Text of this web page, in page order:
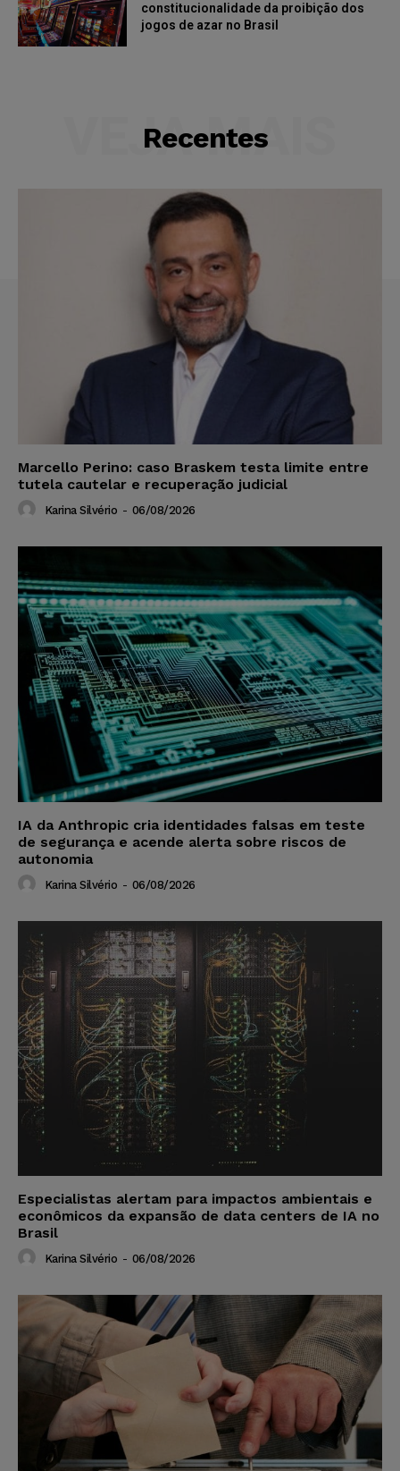
constitucionalidade da proibição dos
jogos de azar no Brasil
Recentes
VEJA MAIS
Marcello Perino: caso Braskem testa limite entre
tutela cautelar e recuperação judicial
Karina Silvério - 06/08/2026
IA da Anthropic cria identidades falsas em teste
de segurança e acende alerta sobre riscos de
autonomia
Karina Silvério - 06/08/2026
Especialistas alertam para impactos ambientais e
econômicos da expansão de data centers de IA no
Brasil
Karina Silvério - 06/08/2026